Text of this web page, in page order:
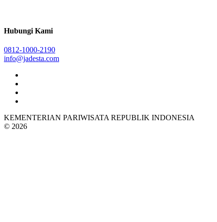
Hubungi Kami
0812-1000-2190
info@jadesta.com
KEMENTERIAN PARIWISATA REPUBLIK INDONESIA
© 2026